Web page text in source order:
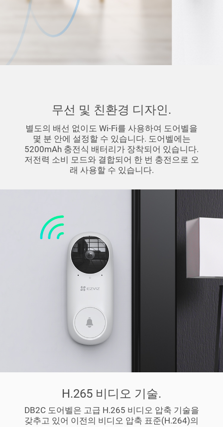
무선 및 친환경 디자인.
별도의 배선 없이도 Wi-Fi를 사용하여 도어벨을
몇 분 안에 설정할 수 있습니다. 도어벨에는
5200mAh 충전식 배터리가 장착되어 있습니다.
저전력 소비 모드와 결합되어 한 번 충전으로 오
래 사용할 수 있습니다.
H.265 비디오 기술.
DB2C 도어벨은 고급 H.265 비디오 압축 기술을
갖추고 있어 이전의 비디오 압축 표준(H.264)의